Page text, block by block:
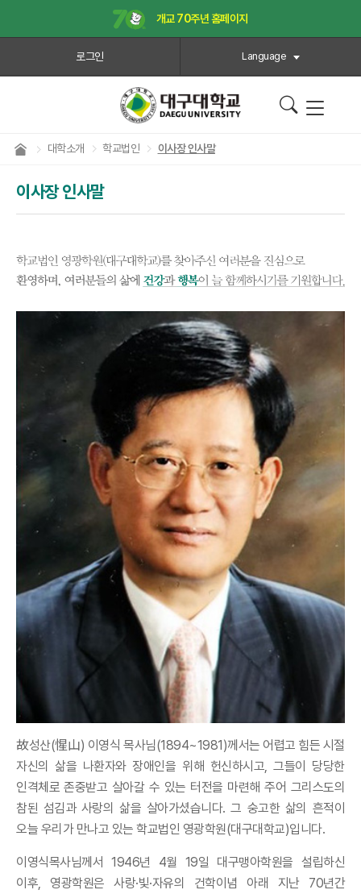
개교 70주년 홈페이지
로그인 Language
대학소개 학교법인 이사장 인사말
이사장 인사말
故성산(惺山) 이영식 목사님(1894~1981)께서는 어렵고 힘든 시절
자신의 삶을 나환자와 장애인을 위해 헌신하시고, 그들이 당당한
인격체로 존중받고 살아갈 수 있는 터전을 마련해 주어 그리스도의
참된 섬김과 사랑의 삶을 살아가셨습니다. 그 숭고한 삶의 흔적이
오늘 우리가 만나고 있는 학교법인 영광학원(대구대학교)입니다.
이영식목사님께서 1946년 4월 19일 대구맹아학원을 설립하신
이후, 영광학원은 사랑·빛·자유의 건학이념 아래 지난 70년간